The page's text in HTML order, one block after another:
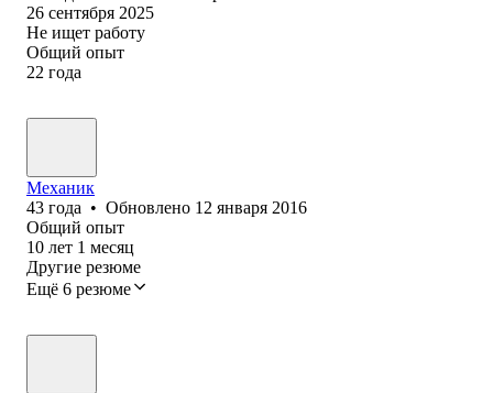
26 сентября 2025
Не ищет работу
Общий опыт
22 года
Механик
43 года • Обновлено 12 января 2016
Общий опыт
10 лет 1 месяц
Другие резюме
Ещё 6 резюме